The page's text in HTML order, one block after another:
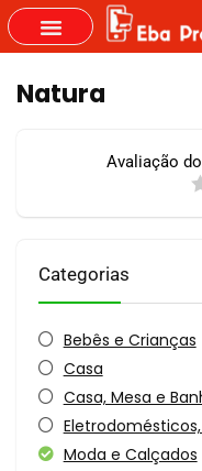
Natura
Avaliação
Categorias
Bebês e Crianças
Casa
Casa, Mesa e
Moda e Calçados